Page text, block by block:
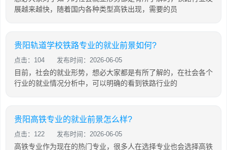
展越来越快，随着国内各种类型高铁出现，需要的员
贵阳轨道学校铁路专业的就业前景如何?
点击：104 发布时间：2026-06-05
目前，社会的就业形势，想必大家都是有所了解的，在社会各个
行业的就业情况分析中，可以明确的看到铁路行业的
贵阳高铁专业的就业前景怎么样?
点击：122 发布时间：2026-06-05
高铁专业作为现在的热门专业，很多人在选择专业也会选择高铁